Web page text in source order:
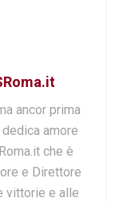
ancor prima
amore
che è
e Direttore
vittorie e alle